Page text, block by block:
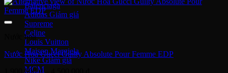
Balenciaga
Adidas
Supreme
Celine
Louis Vuitton
Maison Margiela
Nike
MCM
Nước hoa
Nước Hoa Gucci Guilty Absolute Pour Femme EDP
1,900,000₫